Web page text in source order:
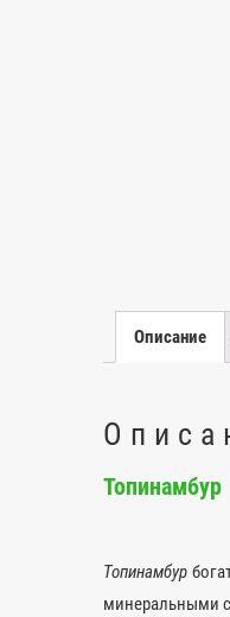
Описание
Топинамбур
Топинамбур
минеральными